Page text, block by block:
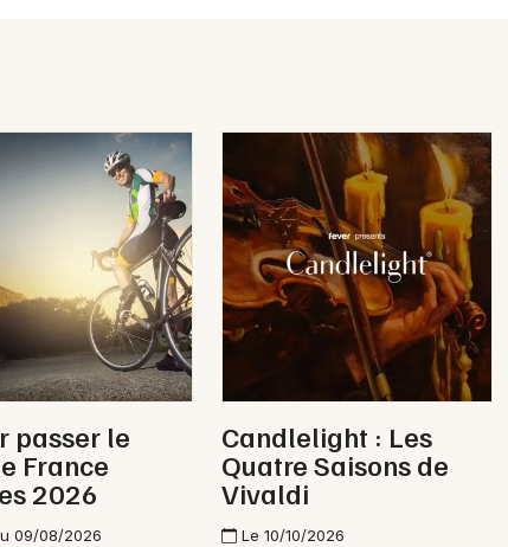
passer le
France
2026
09/08/2026
Candlelight : Les
Quatre Saisons de
Vivaldi
Le 10/10/2026